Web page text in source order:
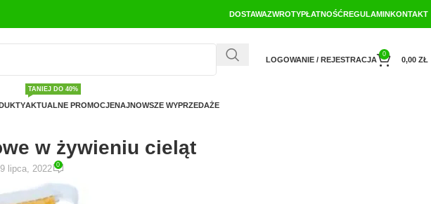
DOSTAWAZWROTYPŁATNOŚĆREGULAMINKONTAKT
LOGOWANIE / REJESTRACJA
0
0,00 ZŁ
AKTUALNE PROMOCJE
TANIEJ DO 40%
NAJNOWSZE WYPRZEDAŻE
w żywieniu cieląt
lipca, 2022 0